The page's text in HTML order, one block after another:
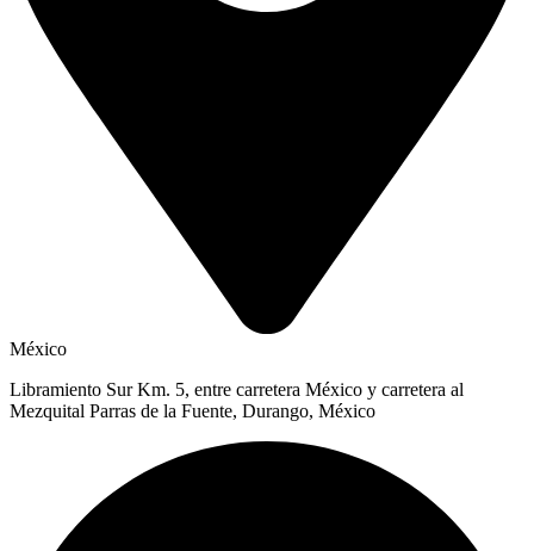
México
Libramiento Sur Km. 5, entre carretera México y carretera al
Mezquital Parras de la Fuente, Durango, México